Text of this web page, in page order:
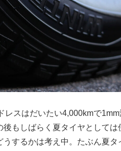
スはだいたい4,000kmで
もしばらく夏タイヤとしては
するかは考え中。たぶん夏